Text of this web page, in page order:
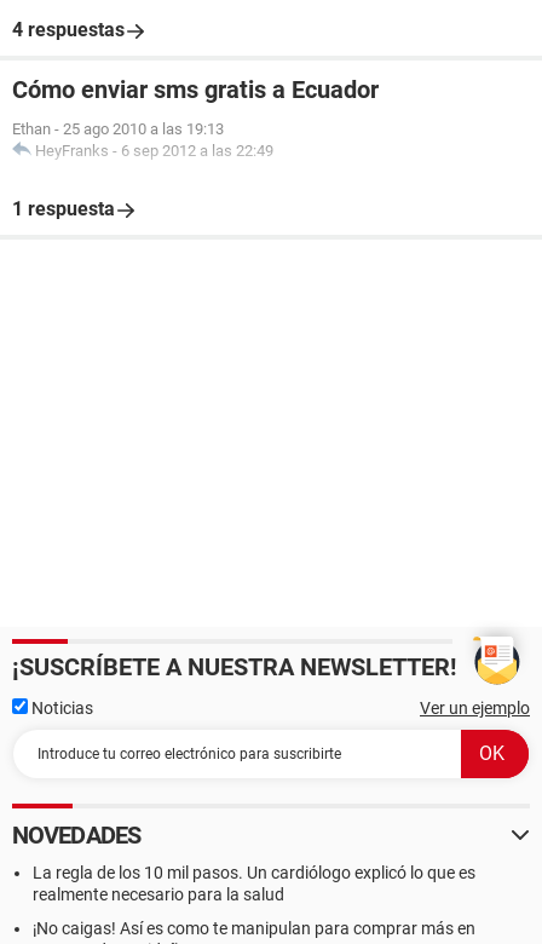
4 respuestas
Cómo enviar sms gratis a Ecuador
Ethan - 25 ago 2010 a las 19:13
HeyFranks - 6 sep 2012 a las 22:49
1 respuesta
¡SUSCRÍBETE A NUESTRA NEWSLETTER!
Noticias Ver un ejemplo
NOVEDADES
La regla de los 10 mil pasos. Un cardiólogo explicó lo que es
realmente necesario para la salud
¡No caigas! Así es como te manipulan para comprar más en